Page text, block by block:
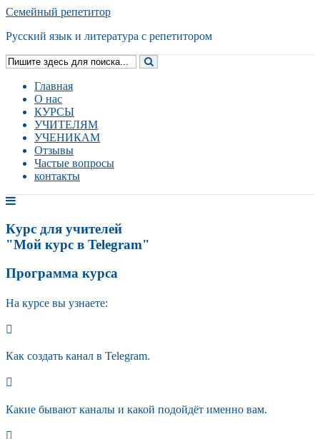
Семейный репетитор
Русский язык и литература с репетитором
Главная
О нас
КУРСЫ
УЧИТЕЛЯМ
УЧЕНИКАМ
Отзывы
Частые вопросы
контакты
Курс для учителей
"Мой курс в Telegram"
Программа курса
На курсе вы узнаете:
Как создать канал в Telegram.
Какие бывают каналы и какой подойдёт именно вам.